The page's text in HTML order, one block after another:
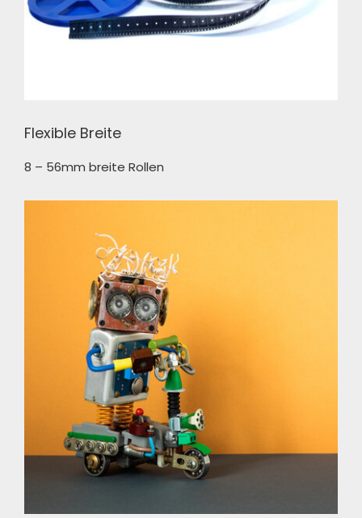
Flexible Breite
8 – 56mm breite Rollen